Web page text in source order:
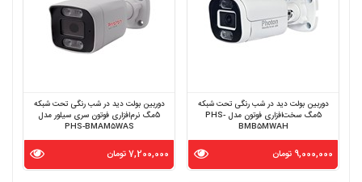
دوربین بولت دید در شب رنگی تحت شبکه
5مگ سخت‌افزاری فوتون مدل PHS-
BMB5MWAH
9,000,000 تومان
دوربین بولت دید در شب رنگی تحت شبکه
5مگ نرم‌افزاری فوتون سری سیلور مدل
PHS-BMAM5WAS
7,200,000 تومان